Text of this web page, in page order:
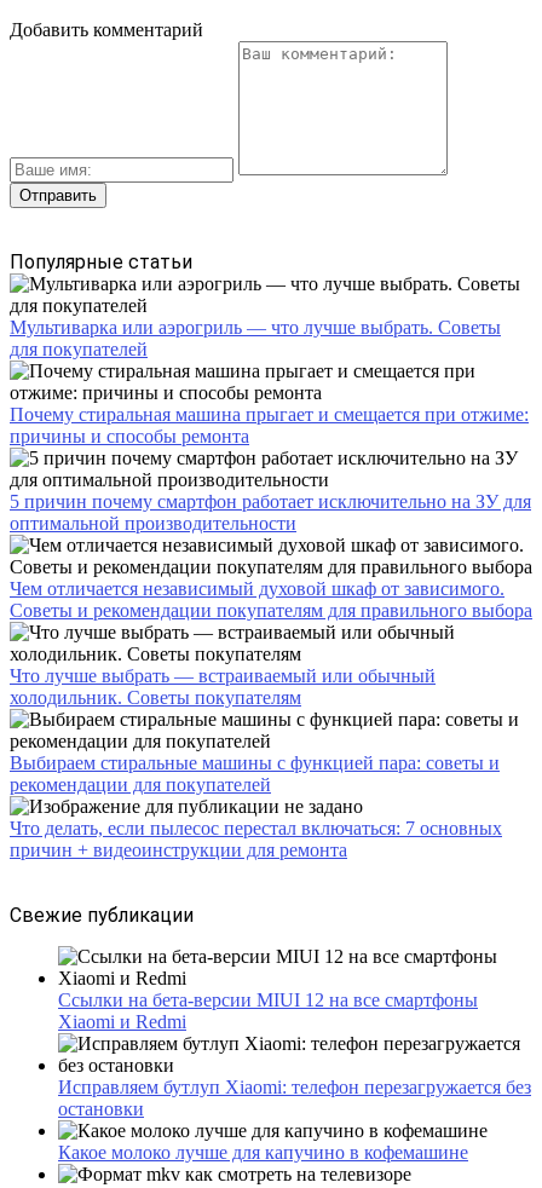
Добавить комментарий
Популярные статьи
Мультиварка или аэрогриль — что лучше выбрать. Советы
для покупателей
Почему стиральная машина прыгает и смещается при отжиме:
причины и способы ремонта
5 причин почему смартфон работает исключительно на ЗУ для
оптимальной производительности
Чем отличается независимый духовой шкаф от зависимого.
Советы и рекомендации покупателям для правильного выбора
Что лучше выбрать — встраиваемый или обычный
холодильник. Советы покупателям
Выбираем стиральные машины с функцией пара: советы и
рекомендации для покупателей
Что делать, если пылесос перестал включаться: 7 основных
причин + видеоинструкции для ремонта
Свежие публикации
Ссылки на бета-версии MIUI 12 на все смартфоны
Xiaomi и Redmi
Исправляем бутлуп Xiaomi: телефон перезагружается без
остановки
Какое молоко лучше для капучино в кофемашине